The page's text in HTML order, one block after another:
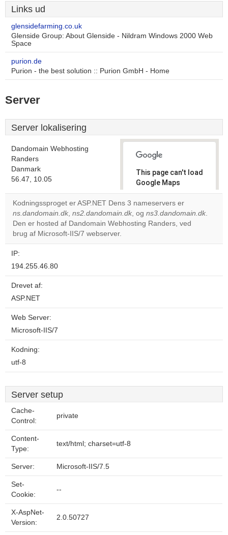
Links ud
glensidefarming.co.uk
Glenside Group: About Glenside - Nildram Windows 2000 Web
Space
purion.de
Purion - the best solution :: Purion GmbH - Home
Server
Server lokalisering
Dandomain Webhosting
Randers
Danmark
56.47, 10.05
This page can't load
Google Maps
correctly.
Do you
own this
Kodningssproget er ASP.NET Dens 3 nameservers er
ns.dandomain.dk, ns2.dandomain.dk, og ns3.dandomain.dk.
Den er hosted af Dandomain Webhosting Randers, ved
brug af Microsoft-IIS/7 webserver.
IP:
194.255.46.80
Drevet af:
ASP.NET
Web Server:
Microsoft-IIS/7
Kodning:
utf-8
Server setup
Cache-
Control:
private
Content-
Type:
text/html; charset=utf-8
Server: Microsoft-IIS/7.5
Set-
Cookie:
--
X-AspNet-
Version:
2.0.50727